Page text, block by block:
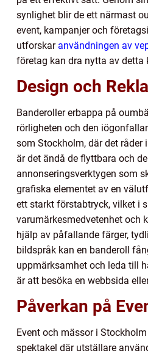
synlighet blir de ett närmast
event, kampanjer och
utforskar användningen av
företag kan dra nytta av detta
Design och
Banderoller erbappa på
rörligheten och den
som Stockholm, där det råder
är det ändå de flyttbara och
annonseringsverktygen som
grafiska elementet av en
ett starkt förstabtryck, vilket i
varumärkesmedvetenhet och
hjälp av påfallande färger,
bildspråk kan en banderoll
uppmärksamhet och leda till
är att besöka en webbsida
Påverkan på
Event och mässor i
spektakel där utställare